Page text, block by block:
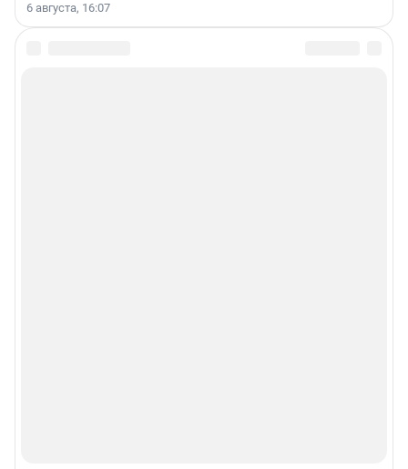
6 августа, 16:07